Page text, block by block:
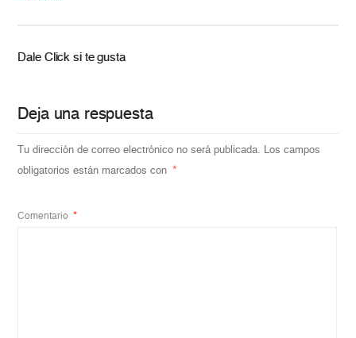
Dale Click si te gusta
Deja una respuesta
Tu dirección de correo electrónico no será publicada. Los campos
obligatorios están marcados con *
Comentario *